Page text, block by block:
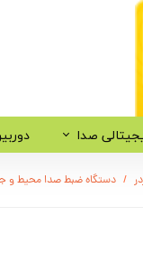
صدا
دستگاه ضبط صدا محیط و